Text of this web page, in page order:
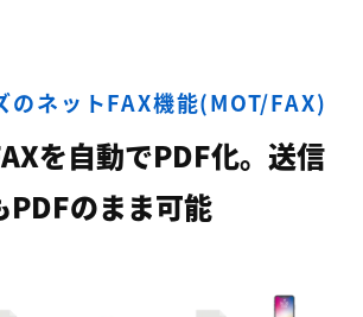
のネットFAX機能(MOT/FAX)
を自動でPDF化。送信
PDFのまま可能